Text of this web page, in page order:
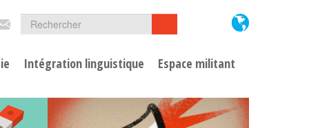
Formulaire
de
recherche
Rechercher
Intégration linguistique Espace militant